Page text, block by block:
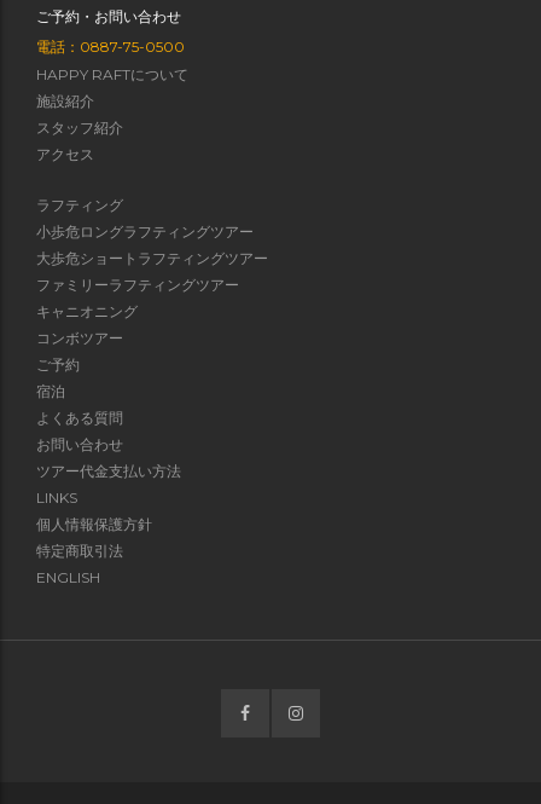
ご予約・お問い合わせ
電話：0887-75-0500
HAPPY RAFTについて
施設紹介
スタッフ紹介
アクセス
ラフティング
小歩危ロングラフティングツアー
大歩危ショートラフティングツアー
ファミリーラフティングツアー
キャニオニング
コンボツアー
ご予約
宿泊
よくある質問
お問い合わせ
ツアー代金支払い方法
LINKS
個人情報保護方針
特定商取引法
ENGLISH